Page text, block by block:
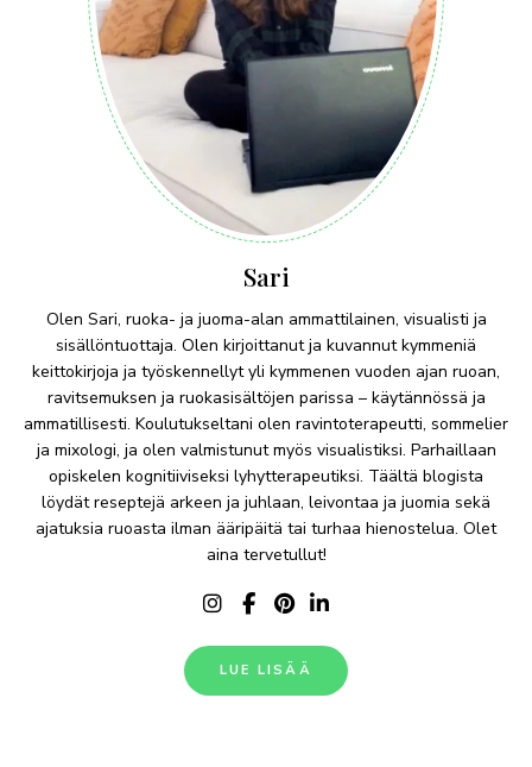
Sari
Olen Sari, ruoka- ja juoma-alan ammattilainen, visualisti ja
sisällöntuottaja. Olen kirjoittanut ja kuvannut kymmeniä
keittokirjoja ja työskennellyt yli kymmenen vuoden ajan ruoan,
ravitsemuksen ja ruokasisältöjen parissa – käytännössä ja
ammatillisesti. Koulutukseltani olen ravintoterapeutti, sommelier
ja mixologi, ja olen valmistunut myös visualistiksi. Parhaillaan
opiskelen kognitiiviseksi lyhytterapeutiksi. Täältä blogista
löydät reseptejä arkeen ja juhlaan, leivontaa ja juomia sekä
ajatuksia ruoasta ilman ääripäitä tai turhaa hienostelua. Olet
aina tervetullut!
LUE LISÄÄ